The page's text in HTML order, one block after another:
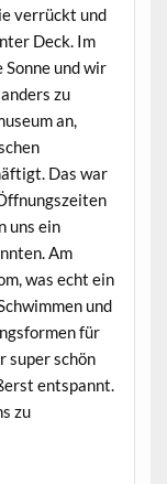
verrückt und
Deck. Im
und wir
zu
an,
Das war
uns ein
Am
was echt ein
und
für
super schön
entspannt.
zu